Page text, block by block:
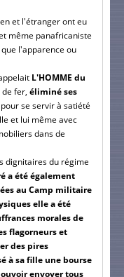
et l'étranger ont eu
même panafricaniste
l'apparence ou
L'HOMME du
fer, éliminé ses
se servir à satiété
et lui même avec
dans de
dignitaires du régime
a été également
au Camp militaire
elle a été
morales de
flagorneurs et
des pires
à sa fille une bourse
envoyer tous